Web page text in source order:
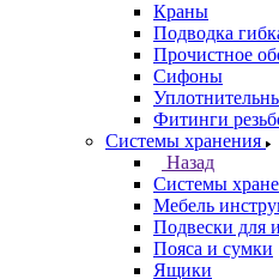
Краны
Подводка
Прочистное
Сифоны
Фитинги
Системы хранения
Назад
Системы
Мебель
Подвески для
Пояса и сумки
Ящики